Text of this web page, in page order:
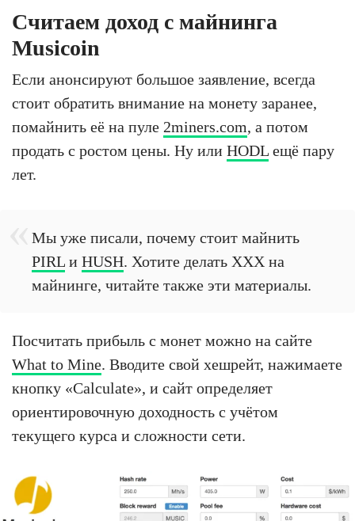
Считаем доход с майнинга
Musicoin
Если анонсируют большое заявление, всегда
стоит обратить внимание на монету заранее,
помайнить её на пуле 2miners.com, а потом
продать с ростом цены. Ну или HODL ещё пару
лет.
Мы уже писали, почему стоит майнить
PIRL и HUSH. Хотите делать XXX на
майнинге, читайте также эти материалы.
Посчитать прибыль с монет можно на сайте
What to Mine. Вводите свой хешрейт, нажимаете
кнопку «Calculate», и сайт определяет
ориентировочную доходность с учётом
текущего курса и сложности сети.